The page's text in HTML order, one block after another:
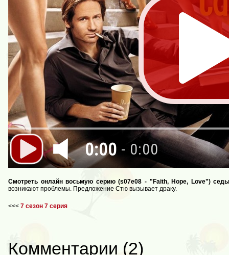
0:00 - 0:00
Смотреть онлайн восьмую серию (s07e08 - "Faith, Hope, Love")
возникают проблемы. Предложение Стю вызывает драку.
<<< 7 сезон 7 серия
Комментарии (2)